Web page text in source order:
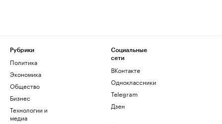
Рубрики
Политика
Экономика
Общество
Бизнес
Технологии и
медиа
Социальные
сети
ВКонтакте
Одноклассники
Telegram
Дзен